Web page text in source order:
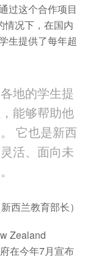
过这个合作项目
情况下，在国内
生提供了每年超
地的学生提
能够帮助他
它也是新西
活、面向未
西兰教育部长）
Zealand
在今年7月宣布